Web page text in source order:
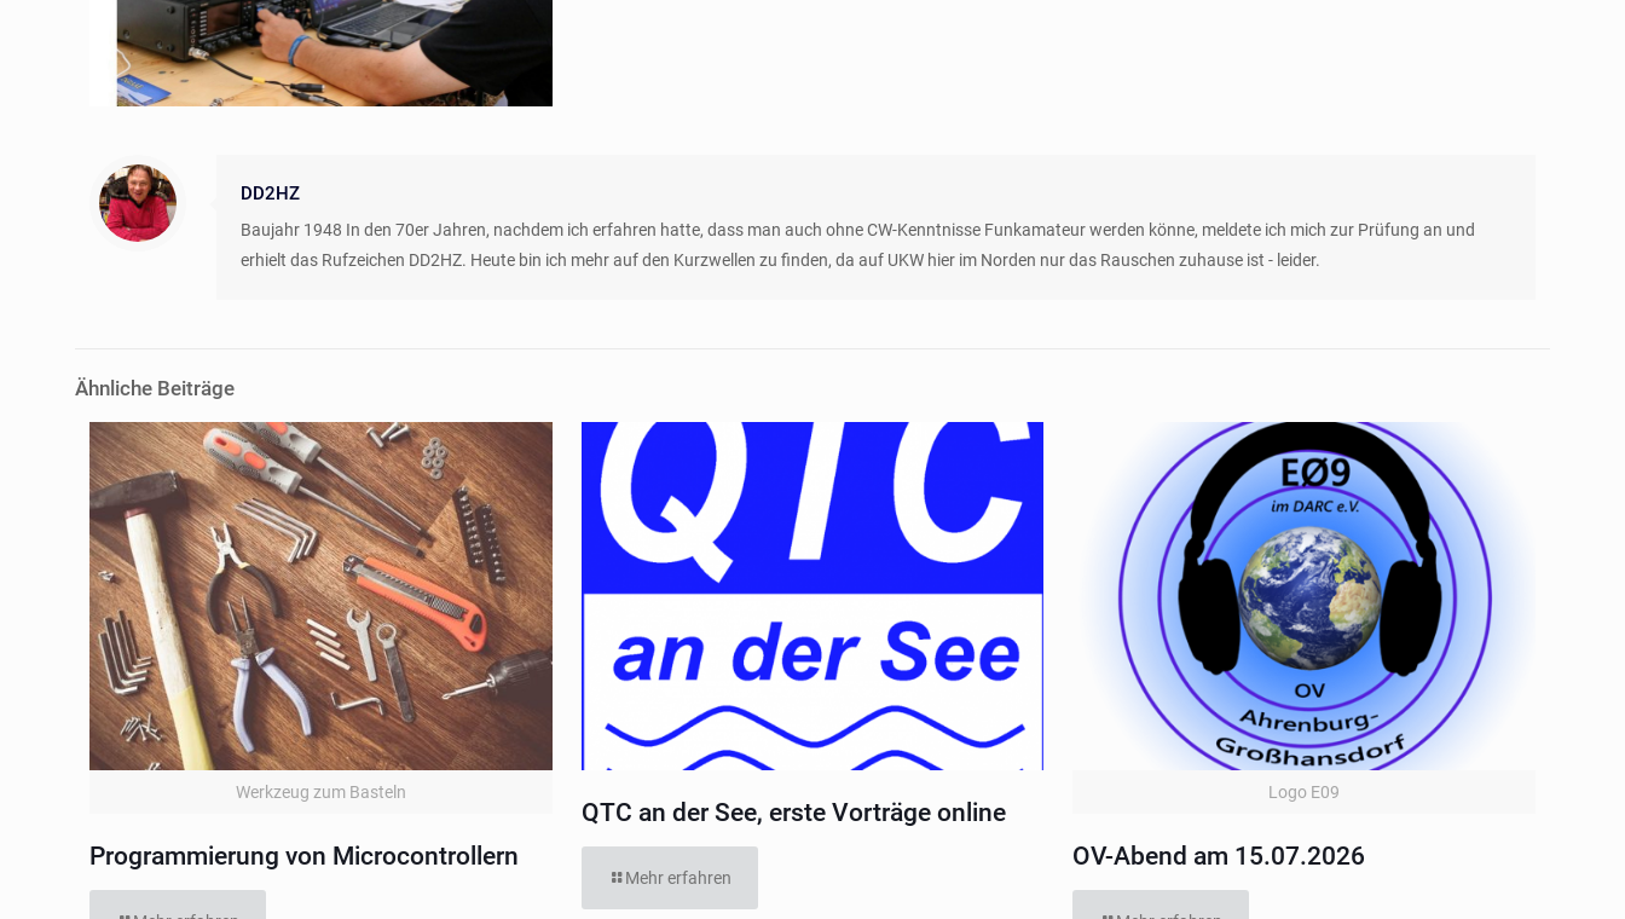
DD2HZ
Baujahr 1948 In den 70er Jahren, nachdem ich erfahren hatte, dass man auch ohne CW-Kenntnisse Funkamateur werden könne, meldete ich mich zur Prüfung an und
erhielt das Rufzeichen DD2HZ. Heute bin ich mehr auf den Kurzwellen zu finden, da auf UKW hier im Norden nur das Rauschen zuhause ist - leider.
Ähnliche Beiträge
Werkzeug zum Basteln
Programmierung von Microcontrollern
QTC an der See, erste Vorträge online
Mehr erfahren
Logo E09
OV-Abend am 15.07.2026